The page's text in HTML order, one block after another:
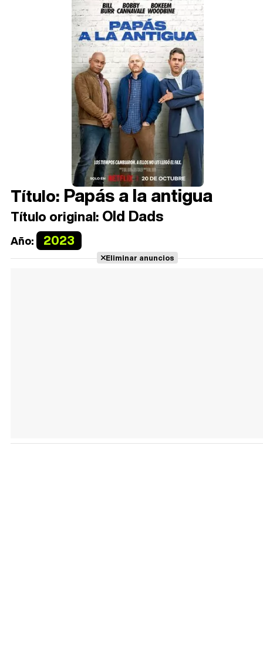
Título: Papás a la antigua
Título original: Old Dads
Año: 2023
Eliminar anuncios